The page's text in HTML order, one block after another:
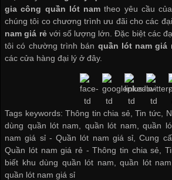
gia công quần lót nam theo yêu cầu
chúng tôi co chương trình ưu đãi cho các
nam giá rẻvới số lượng lớn. Đặc biệt các
tôi có chường trình bán quần lót nam giá
các cửa hàng đại lý ở đây.
Tags keywords: Thông tin chia sẻ, Tin tức,
dùng quần lót nam, quần lót nam, quần
nam giá sỉ -Quần lót nam giá sỉ ,Cung
Quần lót nam giá rẻ -Thông tin chia sẻ ,
biết khu dùng quần lót nam ,quần lót nam
quần lót nam giá sỉ